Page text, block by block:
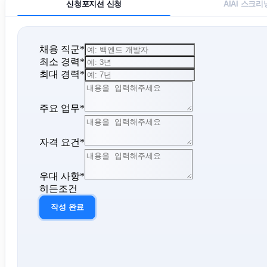
신청포지션 신청 AI AI 스크리
채용 직군*
최소 경력*
최대 경력*
주요 업무*
자격 요건 *
우대 사항*
히든조건
작성 완료